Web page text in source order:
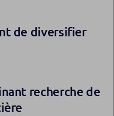
de diversifier
recherche de